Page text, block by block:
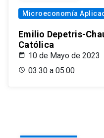
Microeconomía
Emilio Depetris-
Católica
10 de Mayo de 2023
03:30 a 05:00